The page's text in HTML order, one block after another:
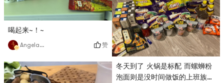
喝起来~！~
Angela猫猫 赞
冬天到了 火锅是标配 而螺蛳粉
泡面则是没时间做饭的上班族的